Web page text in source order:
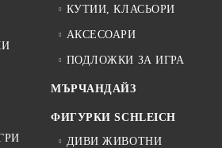
КУТИИ, КЛАСЬОРИ
АКСЕСОАРИ
ПОДЛОЖКИ ЗА ИГРА
МЪРЧАНДАЙЗ
ФИГУРКИ SCHLEICH
ДИВИ ЖИВОТНИ